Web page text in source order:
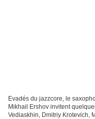
Evadés du jazzcore, le
Mikhail Ershov invitent
Vediaskhin, Dmitriy Krotevich,